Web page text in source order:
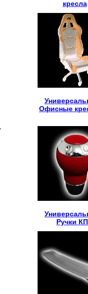
кресла
Офисные
Ручки